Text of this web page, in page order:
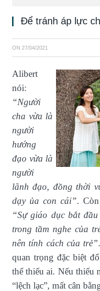
Để tránh áp lực
ON 27/04/2021
Alibert
nói:
“Người
cha vừa là
người
hướng
đạo vừa là
người
lãnh đạo, đồng thời
dạy ủa con cái”.
“Sự giáo dục bắt
trong tầm nghe của
nên tính cách của trẻ”
quan trọng đặc biệt
thể thiếu ai. Nếu thiếu
“lệch lạc”, mất cân